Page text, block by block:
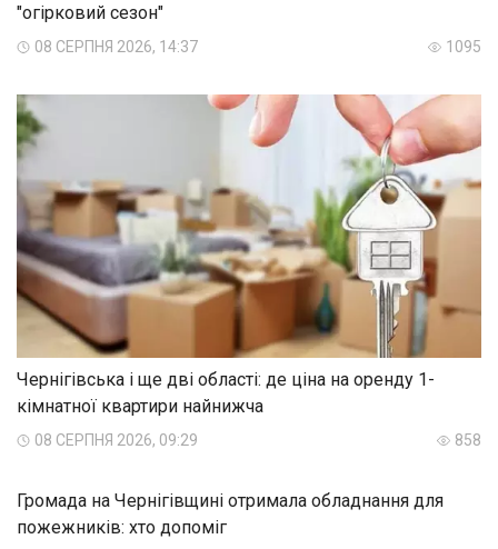
"огірковий сезон"
08 СЕРПНЯ 2026, 14:37 1095
Чернігівська і ще дві області: де ціна на оренду 1-
кімнатної квартири найнижча
08 СЕРПНЯ 2026, 09:29 858
Громада на Чернігівщині отримала обладнання для
пожежників: хто допоміг